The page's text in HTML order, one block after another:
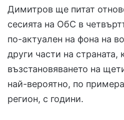
Димитров ще питат
сесията на ОбС в
по-актуален на фона на
други части на страната,
възстановяването на
най-вероятно, по
регион, с години.